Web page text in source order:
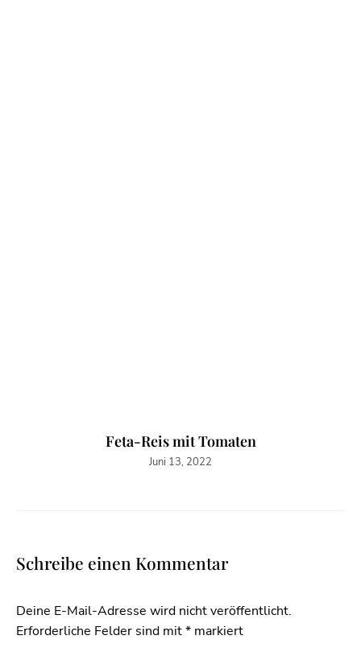
Feta-Reis mit Tomaten
Juni 13, 2022
Schreibe einen Kommentar
Deine E-Mail-Adresse wird nicht veröffentlicht.
Erforderliche Felder sind mit* markiert